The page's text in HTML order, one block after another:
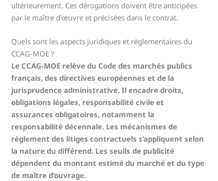
ultérieurement. Ces dérogations doivent être anticipées
par le maître d’œuvre et précisées dans le contrat.
Quels sont les aspects juridiques et réglementaires du
CCAG-MOE ?
Le CCAG-MOE relève du Code des marchés publics
français, des directives européennes et de la
jurisprudence administrative. Il encadre droits,
obligations légales, responsabilité civile et
assurances obligatoires, notamment la
responsabilité décennale. Les mécanismes de
règlement des litiges contractuels s’appliquent selon
la nature du différend. Les seuils de publicité
dépendent du montant estimé du marché et du type
de maître d’ouvrage.